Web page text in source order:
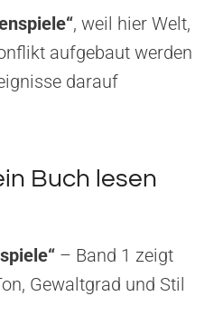
, weil hier Welt,
aufgebaut werden
darauf
Buch lesen
– Band 1 zeigt
Gewaltgrad und Stil